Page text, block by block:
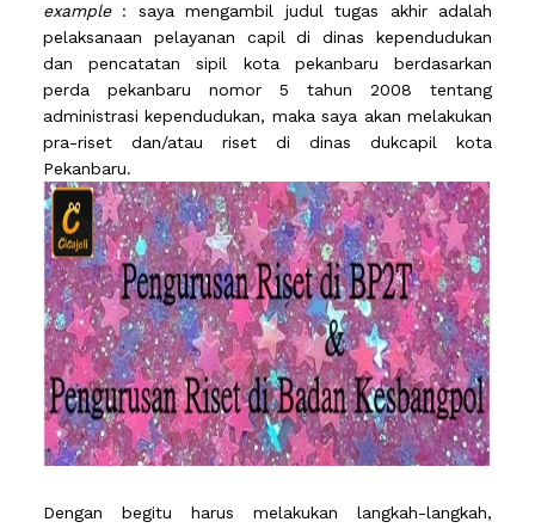
example: saya mengambil judul tugas akhir adalah
pelaksanaan pelayanan capil di dinas kependudukan
dan pencatatan sipil kota pekanbaru berdasarkan
perda pekanbaru nomor 5 tahun 2008 tentang
administrasi kependudukan, maka saya akan melakukan
pra-riset dan/atau riset di dinas dukcapil kota
Pekanbaru.
Dengan begitu harus melakukan langkah-langkah,